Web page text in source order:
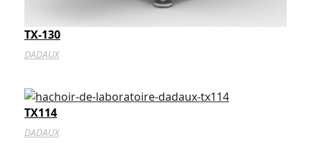
TX-130
DADAUX
TX114
DADAUX